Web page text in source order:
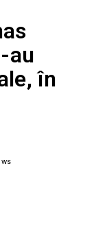
au
în